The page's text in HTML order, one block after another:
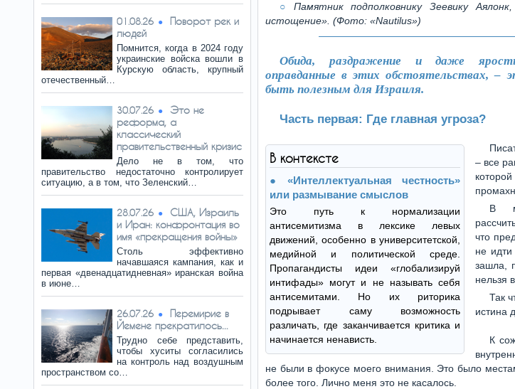
01.08.26
Поворот рек и
людей
Помнится, когда в 2024 году
украинские войска вошли в
Курскую область, крупный
отечественный…
30.07.26
Это не
реформа, а
классический
правительственный кризис
Дело не в том, что
правительство недостаточно контролирует
ситуацию, а в том, что Зеленский…
28.07.26
США, Израиль
и Иран: конфронтация во
имя «прекращения войны»
Столь эффективно
начавшаяся кампания, как и
первая «двенадцатидневная» иранская война
в июне…
26.07.26
Перемирие в
Йемене прекратилось...
Трудно себе представить,
чтобы хуситы согласились
на контроль над воздушным
пространством со…
Памятник подполковнику Зеевику
истощение». (Фото: «Nautilus»)
Обида, раздражение и даже
оправданные в этих обстоятельствах,
быть полезным для Израиля.
Часть первая: Где главная угроза?
В контексте
«Интеллектуальная честность»
или размывание смыслов
Это путь к нормализации
антисемитизма в лексике левых
движений, особенно в университетской,
медийной и политической среде.
Пропагандисты идеи «глобализируй
интифады» могут и не называть себя
антисемитами. Но их риторика
подрывает саму возможность
различать, где заканчивается критика и
начинается ненависть.
– все
В
что
не идти
зашла,
нельзя
Так
истина
К
не были в фокусе моего внимания. Это было
более того. Лично меня это не касалось.